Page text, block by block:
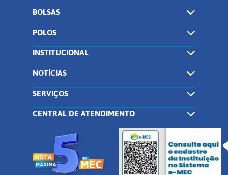
BOLSAS
POLOS
INSTITUCIONAL
NOTÍCIAS
SERVIÇOS
CENTRAL DE ATENDIMENTO